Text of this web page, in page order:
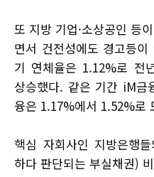
또 지방 기업·소상공인 등
면서 건전성에도 경고등
기 연체율은 1.12%로 전
상승했다. 같은 기간 iM
융은 1.17%에서 1.52%로
핵심 자회사인 지방은행
하다 판단되는 부실채권)